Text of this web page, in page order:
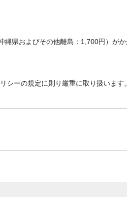
県およびその他離島：1,700円）が
シーの規定に則り厳重に取り扱います。